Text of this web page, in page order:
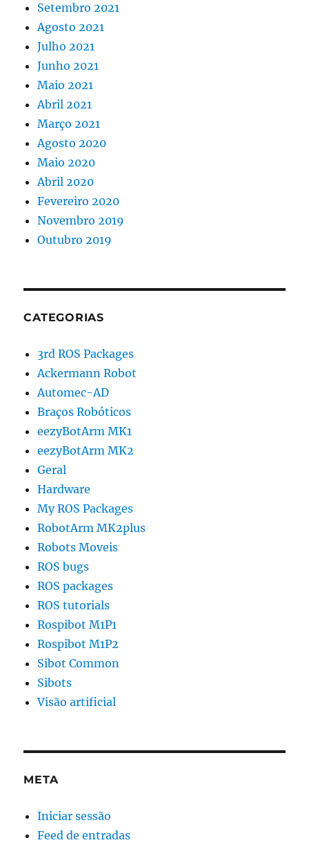
Setembro 2021
Agosto 2021
Julho 2021
Junho 2021
Maio 2021
Abril 2021
Março 2021
Agosto 2020
Maio 2020
Abril 2020
Fevereiro 2020
Novembro 2019
Outubro 2019
CATEGORIAS
3rd ROS Packages
Ackermann Robot
Automec-AD
Braços Robóticos
eezyBotArm MK1
eezyBotArm MK2
Geral
Hardware
My ROS Packages
RobotArm MK2plus
Robots Moveis
ROS bugs
ROS packages
ROS tutorials
Rospibot M1P1
Rospibot M1P2
Sibot Common
Sibots
Visão artificial
META
Iniciar sessão
Feed de entradas